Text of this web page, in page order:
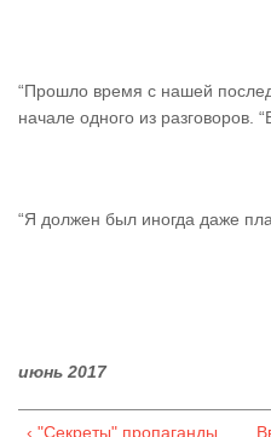
“Прошло время с нашей
начале одного из разговоров.
“Я должен был иногда даже
июнь 2017
‹ "Секреты" пропаганды